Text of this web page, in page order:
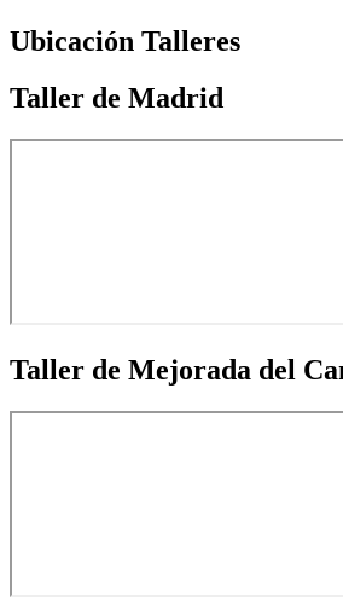
Ubicación Talleres
Taller de Madrid
Taller de Mejorada del